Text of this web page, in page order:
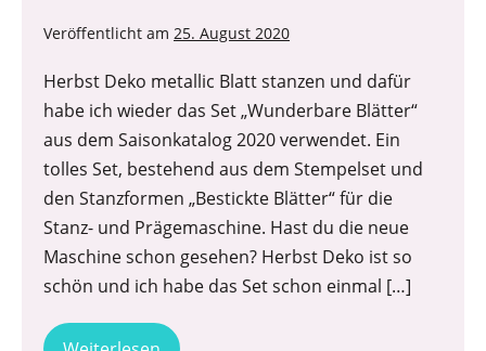
Veröffentlicht am 25. August 2020
Herbst Deko metallic Blatt stanzen und dafür
habe ich wieder das Set „Wunderbare Blätter“
aus dem Saisonkatalog 2020 verwendet. Ein
tolles Set, bestehend aus dem Stempelset und
den Stanzformen „Bestickte Blätter“ für die
Stanz- und Prägemaschine. Hast du die neue
Maschine schon gesehen? Herbst Deko ist so
schön und ich habe das Set schon einmal […]